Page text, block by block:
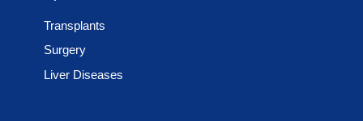
Transplants
Surgery
Liver Diseases